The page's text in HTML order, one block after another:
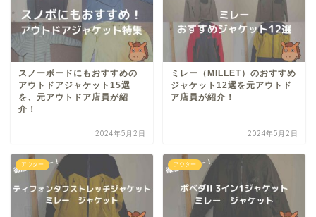
スノーボードにもおすすめの
アウトドアジャケット15選
を、元アウトドア店員が紹
介！
2024年5月2日
ミレー（MILLET）のおすすめ
ジャケット12選を元アウトド
ア店員が紹介！
2024年5月2日
アウター アウター